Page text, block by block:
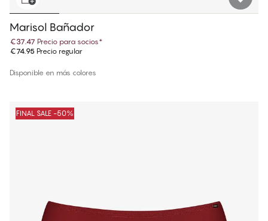
Marisol Bañador
€37.47 Precio para socios*
€74.95 Precio regular
Disponible en más colores
FINAL SALE -50%